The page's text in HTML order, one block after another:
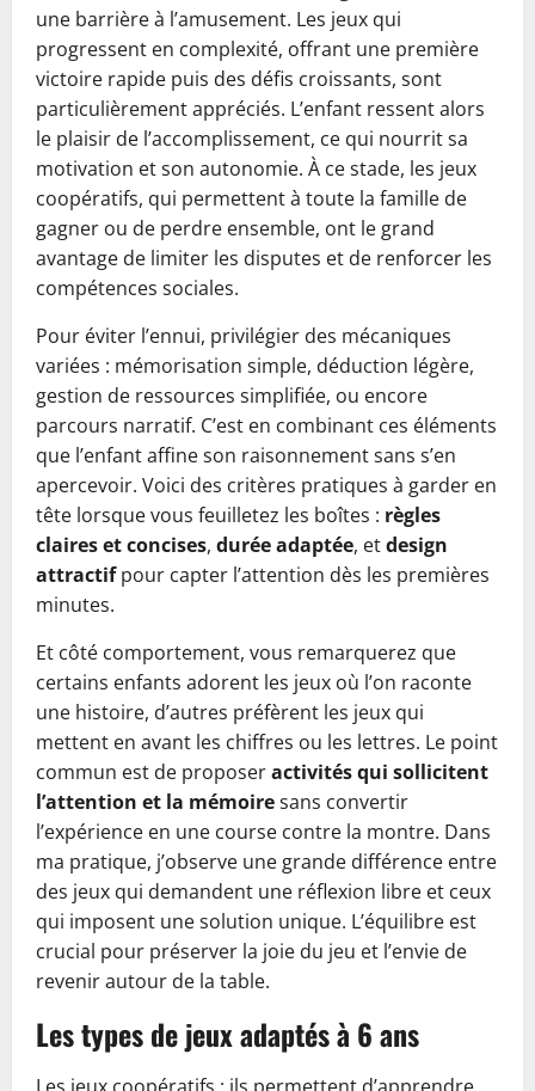
une barrière à l’amusement. Les jeux qui
progressent en complexité, offrant une première
victoire rapide puis des défis croissants, sont
particulièrement appréciés. L’enfant ressent alors
le plaisir de l’accomplissement, ce qui nourrit sa
motivation et son autonomie. À ce stade, les jeux
coopératifs, qui permettent à toute la famille de
gagner ou de perdre ensemble, ont le grand
avantage de limiter les disputes et de renforcer les
compétences sociales.
Pour éviter l’ennui, privilégier des mécaniques
variées : mémorisation simple, déduction légère,
gestion de ressources simplifiée, ou encore
parcours narratif. C’est en combinant ces éléments
que l’enfant affine son raisonnement sans s’en
apercevoir. Voici des critères pratiques à garder en
tête lorsque vous feuilletez les boîtes : règles
claires et concises, durée adaptée, etdesign
attractifpour capter l’attention dès les premières
minutes.
Et côté comportement, vous remarquerez que
certains enfants adorent les jeux où l’on raconte
une histoire, d’autres préfèrent les jeux qui
mettent en avant les chiffres ou les lettres. Le point
commun est de proposeractivités qui sollicitent
l’attention et la mémoiresans convertir
l’expérience en une course contre la montre. Dans
ma pratique, j’observe une grande différence entre
des jeux qui demandent une réflexion libre et ceux
qui imposent une solution unique. L’équilibre est
crucial pour préserver la joie du jeu et l’envie de
revenir autour de la table.
Les types de jeux adaptés à 6 ans